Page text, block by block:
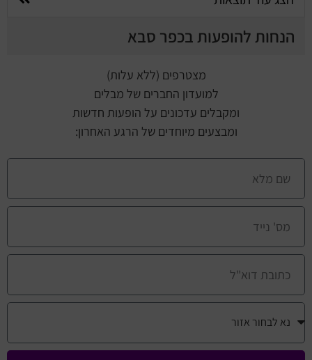
הנחות להופעות בכפר סבא
מצטרפים (ללא עלות)
למועדון החברים של מבלים
ומקבלים עדכונים על הופעות חדשות
ומבצעים מיוחדים של הרגע האחרון: